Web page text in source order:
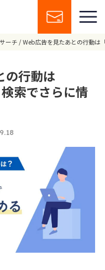
ーチ Web広告を見たあとの行動は
の行動は
索でさらに情